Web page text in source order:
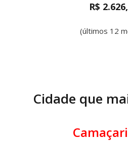
R$
(últimos 12
Cidade que